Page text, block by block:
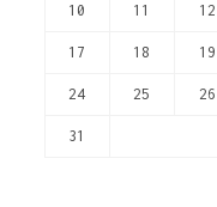
10 11 12
17 18 19
24 25 26
31